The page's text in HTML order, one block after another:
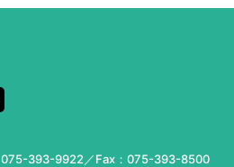
075-393-9922 ／Fax：075-393-8500